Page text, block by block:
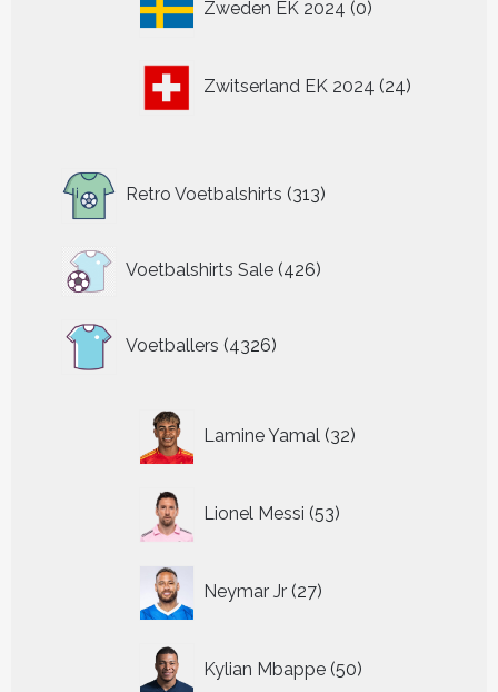
Zweden EK 2024 0
producten
Zwitserland EK 2024 24
producten
Retro Voetbalshirts 313
producten
Voetbalshirts Sale 426
426
producten
Voetballers 4326
producten
Lamine Yamal 32
producten
Lionel Messi 53
producten
Neymar Jr 27
producten
Kylian Mbappe 50
producten